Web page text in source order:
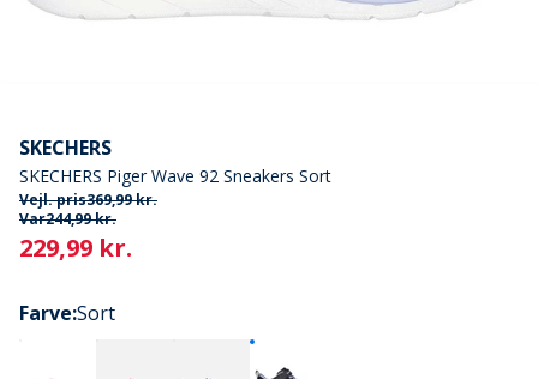
SKECHERS
SKECHERS Piger Wave 92 Sneakers Sort
Vejl. pris369,99 kr.
Var244,99 kr.
Current
229,99 kr.
Farve:Sort